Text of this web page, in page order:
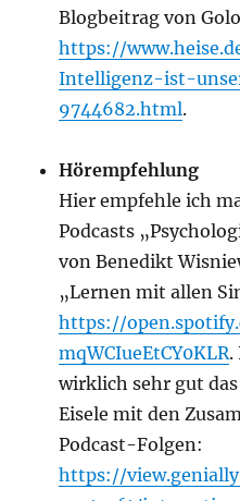
Blogbeitrag von
https://
Intelligenz-ist-
9744682.html.
Hörempfehlung
Hier empfehle ich
Podcasts
von Benedikt
„Lernen mit allen
https://
mqWCIueEtCY0KLR.
wirklich sehr gut
Eisele mit den
Podcast-Folgen:
https://